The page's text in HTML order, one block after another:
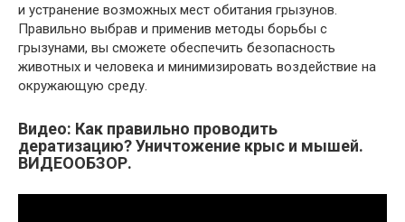
и устранение возможных мест обитания грызунов.
Правильно выбрав и применив методы борьбы с
грызунами, вы сможете обеспечить безопасность
животных и человека и минимизировать воздействие на
окружающую среду.
Видео: Как правильно проводить
дератизацию? Уничтожение крыс и мышей.
ВИДЕООБЗОР.